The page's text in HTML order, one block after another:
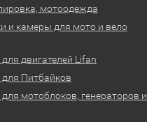
мотоодежда
и камеры для мото и вело
двигателей Lifan
для Питбайков
мотоблоков, генераторов и